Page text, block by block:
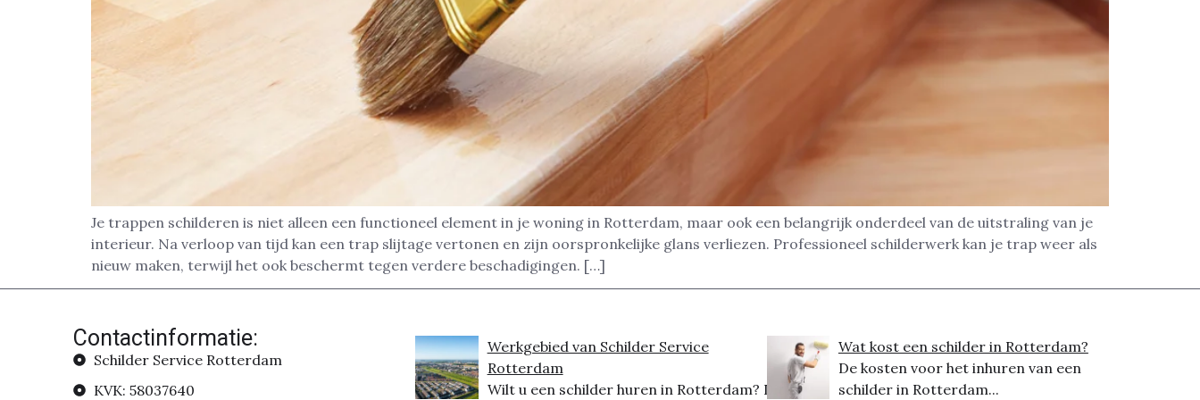
Je trappen schilderen is niet alleen een functioneel element in je woning in Rotterdam, maar ook een belangrijk onderdeel van de uitstraling van je
interieur. Na verloop van tijd kan een trap slijtage vertonen en zijn oorspronkelijke glans verliezen. Professioneel schilderwerk kan je trap weer als
nieuw maken, terwijl het ook beschermt tegen verdere beschadigingen. […]
Contactinformatie:
Schilder Service Rotterdam
KVK: 58037640
Werkgebied van Schilder Service
Rotterdam
Wilt u een schilder huren in Rotterdam? Dit
Wat kost een schilder in Rotterdam?
De kosten voor het inhuren van een
schilder in Rotterdam...